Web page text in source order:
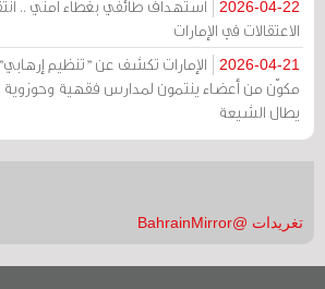
2026-04-22
استهداف طائفي بغطاء أمني ..
الاعتقالات في الإمارات
2026-04-21
الإمارات تكشف عن "تنظيم إرهابي"
مكوّن من أعضاء ينتمون لمدارس فقهية
يطال الشيعة
تغريدات @BahrainMirror